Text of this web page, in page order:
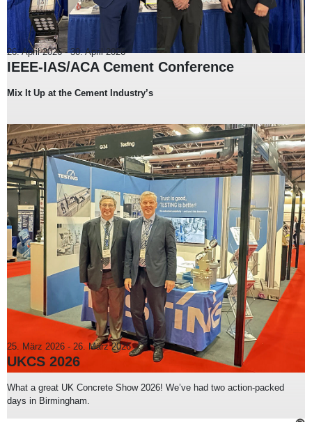
26. April 2026-30. April 2026
IEEE-IAS/ACA Cement Conference
Mix It Up at the Cement Industry’s
25. März 2026 - 26. März 2026
UKCS 2026
What a great UK Concrete Show 2026! We’ve had two action-packed
days in Birmingham.